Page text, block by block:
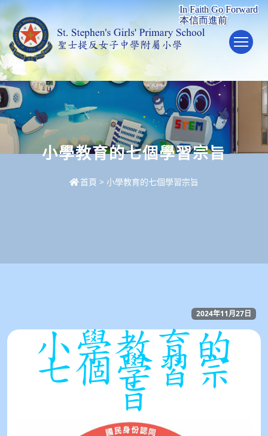
小學教育的七個學習宗旨
首頁 > 小學教育的七個學習宗旨
2024年11月27日
小學教育的
七個學習宗
旨